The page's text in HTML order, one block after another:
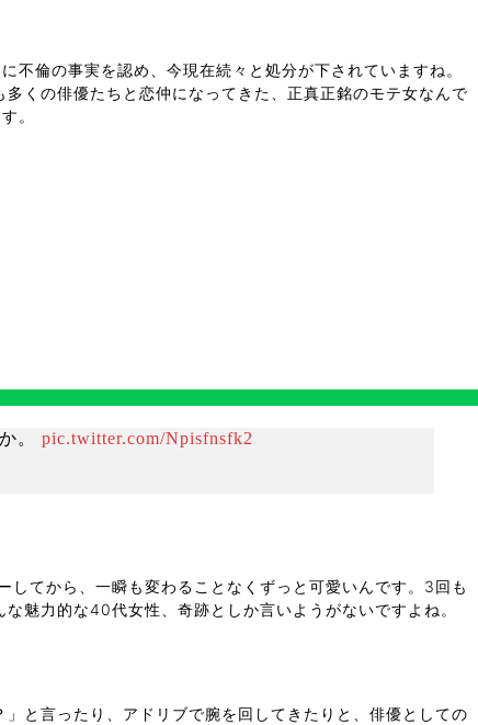
倫の事実を認め、今現在続々と処分が下されていますね。
くの俳優たちと恋仲になってきた、正真正銘のモテ女なんで
。
。 pic.twitter.com/Npisfnsfk2
てから、一瞬も変わることなくずっと可愛いんです。3回も
魅力的な40代女性、奇跡としか言いようがないですよね。
と言ったり、アドリブで腕を回してきたりと、俳優としての